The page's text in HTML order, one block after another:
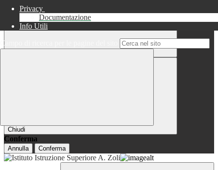
Chiudi
Conferma
Annulla Conferma
Privacy
Documentazione
Info Utili
Campo di ricerca per le pagine del sito